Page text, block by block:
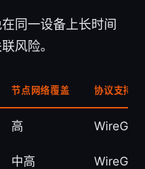
同一设备上长时间
风险。
节点网络覆盖 协议支持
高
中高